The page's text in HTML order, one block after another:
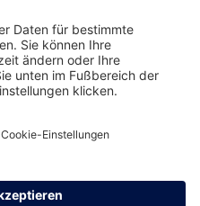
Einstellungen verwalten